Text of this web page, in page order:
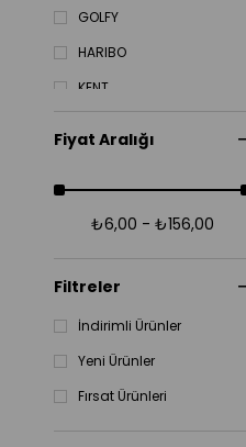
GOLFY
HARIBO
KENT
LOLLIBONI
MABEL
MENTOS
Fiyat Aralığı
₺6,00 - ₺156,00
Filtreler
İndirimli Ürünler
Yeni Ürünler
Fırsat Ürünleri